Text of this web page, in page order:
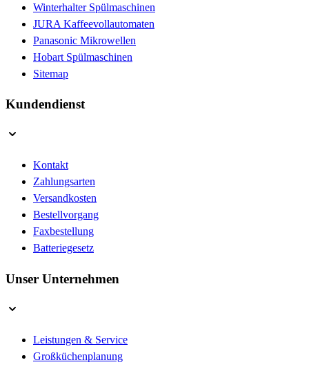
Winterhalter Spülmaschinen
JURA Kaffeevollautomaten
Panasonic Mikrowellen
Hobart Spülmaschinen
Sitemap
Kundendienst
Kontakt
Zahlungsarten
Versandkosten
Bestellvorgang
Faxbestellung
Batteriegesetz
Unser Unternehmen
Leistungen & Service
Großküchenplanung